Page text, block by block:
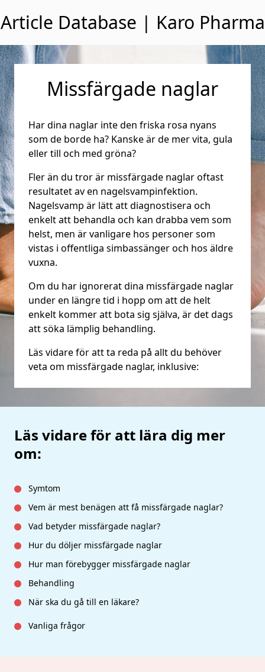
Article Database | Karo Pharma
Missfärgade naglar
Har dina naglar inte den friska rosa nyans
som de borde ha? Kanske är de mer vita, gula
eller till och med gröna?
Fler än du tror är missfärgade naglar oftast
resultatet av en nagelsvampinfektion.
Nagelsvamp är lätt att diagnostisera och
enkelt att behandla och kan drabba vem som
helst, men är vanligare hos personer som
vistas i offentliga simbassänger och hos äldre
vuxna.
Om du har ignorerat dina missfärgade naglar
under en längre tid i hopp om att de helt
enkelt kommer att bota sig själva, är det dags
att söka lämplig behandling.
Läs vidare för att ta reda på allt du behöver
veta om missfärgade naglar, inklusive:
Läs vidare för att lära dig mer
om:
Symtom
Vem är mest benägen att få missfärgade naglar?
Vad betyder missfärgade naglar?
Hur du döljer missfärgade naglar
Hur man förebygger missfärgade naglar
Behandling
När ska du gå till en läkare?
Vanliga frågor